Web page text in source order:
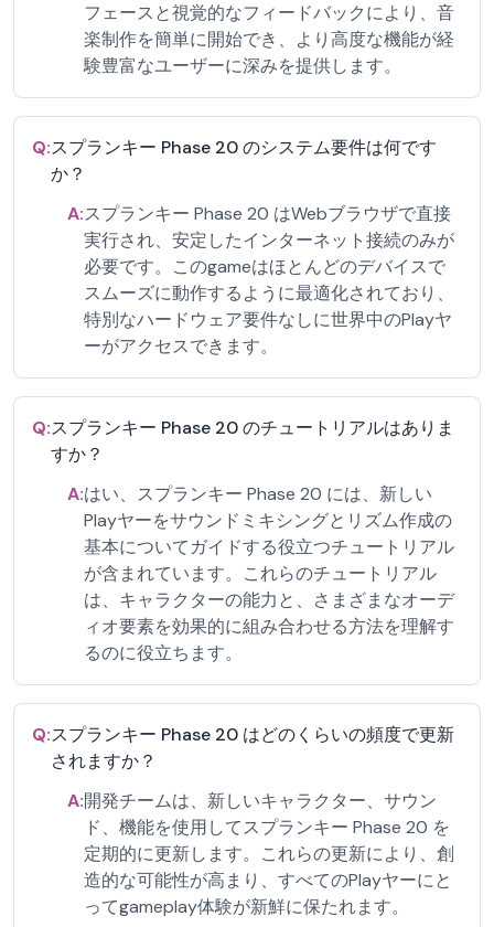
フェースと視覚的なフィードバックにより、音
楽制作を簡単に開始でき、より高度な機能が経
験豊富なユーザーに深みを提供します。
Q:スプランキー Phase 20 のシステム要件は何です
か？
A:スプランキー Phase 20 はWebブラウザで直接
実行され、安定したインターネット接続のみが
必要です。このgameはほとんどのデバイスで
スムーズに動作するように最適化されており、
特別なハードウェア要件なしに世界中のPlayヤ
ーがアクセスできます。
Q:スプランキー Phase 20 のチュートリアルはありま
すか？
A:はい、スプランキー Phase 20 には、新しい
Playヤーをサウンドミキシングとリズム作成の
基本についてガイドする役立つチュートリアル
が含まれています。これらのチュートリアル
は、キャラクターの能力と、さまざまなオーデ
ィオ要素を効果的に組み合わせる方法を理解す
るのに役立ちます。
Q:スプランキー Phase 20 はどのくらいの頻度で更新
されますか？
A:開発チームは、新しいキャラクター、サウン
ド、機能を使用してスプランキー Phase 20 を
定期的に更新します。これらの更新により、創
造的な可能性が高まり、すべてのPlayヤーにと
ってgameplay体験が新鮮に保たれます。